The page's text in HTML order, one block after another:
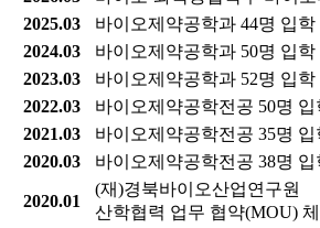
2025.03
바이오제약공학과 44명 입학
2024.03
바이오제약공학과 50명 입학
2023.03
바이오제약공학과 52명 입학
2022.03
바이오제약공학전공 50명 입
2021.03
바이오제약공학전공 35명 입
2020.03
바이오제약공학전공 38명 입
2020.01
(재)경북바이오산업연구원
산학협력 업무 협약(MOU)